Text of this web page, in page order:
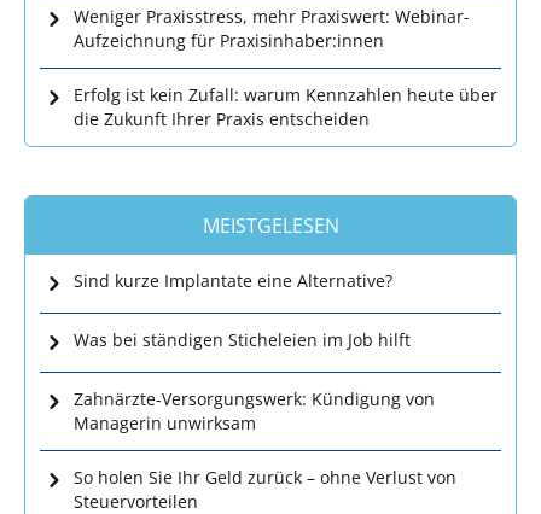
Weniger Praxisstress, mehr Praxiswert: Webinar-
Aufzeichnung für Praxisinhaber:innen
Erfolg ist kein Zufall: warum Kennzahlen heute über
die Zukunft Ihrer Praxis entscheiden
MEISTGELESEN
Sind kurze Implantate eine Alternative?
Was bei ständigen Sticheleien im Job hilft
Zahnärzte-Versorgungswerk: Kündigung von
Managerin unwirksam
So holen Sie Ihr Geld zurück – ohne Verlust von
Steuervorteilen